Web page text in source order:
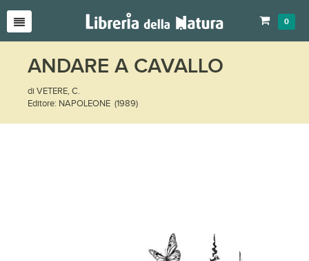
0
ANDARE A CAVALLO
di VETERE, C.
Editore: NAPOLEONE (1989)